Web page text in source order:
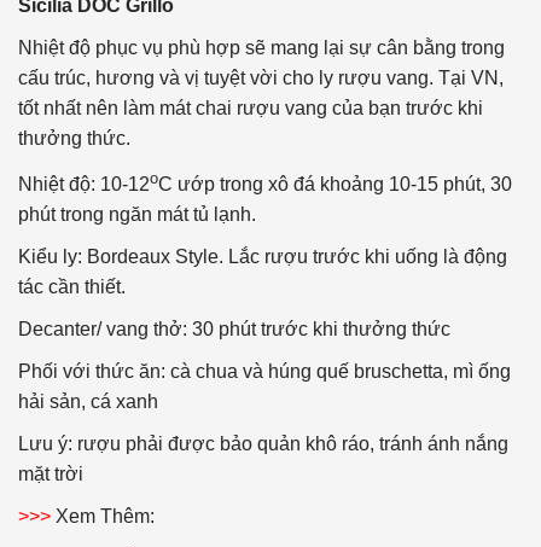
Sicilia DOC Grillo
Nhiệt độ phục vụ phù hợp sẽ mang lại sự cân bằng trong
cấu trúc, hương và vị tuyệt vời cho ly rượu vang. Tại VN,
tốt nhất nên làm mát chai rượu vang của bạn trước khi
thưởng thức.
Nhiệt độ: 10-12oC ướp trong xô đá khoảng 10-15 phút, 30
phút trong ngăn mát tủ lạnh.
Kiểu ly: Bordeaux Style. Lắc rượu trước khi uống là động
tác cần thiết.
Decanter/ vang thở: 30 phút trước khi thưởng thức
Phối với thức ăn: cà chua và húng quế bruschetta, mì ống
hải sản, cá xanh
Lưu ý: rượu phải được bảo quản khô ráo, tránh ánh nắng
mặt trời
>>> Xem Thêm: